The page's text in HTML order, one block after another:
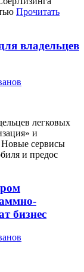
Прочитать
владельцев
легковых
и
сервисы
и предос
бизнес